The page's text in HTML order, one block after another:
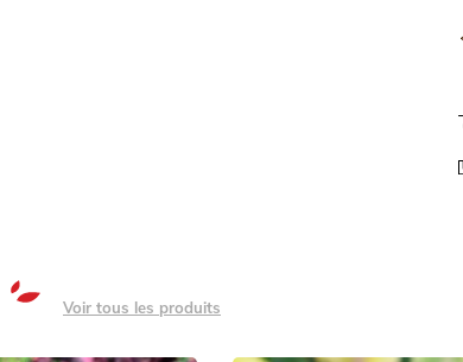
Voir tous les produits